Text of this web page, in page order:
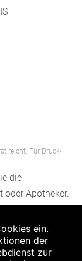
reicht. Für Druck-
die
oder Apotheker.
ist keine
Der AEP ist
ein.
der
zur